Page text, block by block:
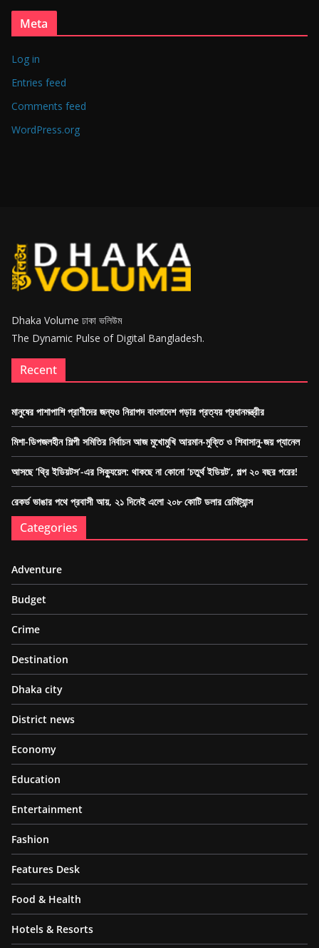
Meta
Log in
Entries feed
Comments feed
WordPress.org
Dhaka Volume ঢাকা ভলিউম
The Dynamic Pulse of Digital Bangladesh.
Recent
মানুষের পাশাপাশি প্রাণীদের জন্যও নিরাপদ বাংলাদেশ গড়ার প্রত্যয় প্রধানমন্ত্রীর
মিশা-ডিপজলহীন শিল্পী সমিতির নির্বাচন আজ মুখোমুখি আরমান-মুক্তি ও শিবাসানু-জয় প্যানেল
আসছে ‘থ্রি ইডিয়টস’-এর সিক্যুয়েল: থাকছে না কোনো ‘চতুর্থ ইডিয়ট’, গল্প ২০ বছর পরের!
রেকর্ড ভাঙার পথে প্রবাসী আয়, ২১ দিনেই এলো ২০৮ কোটি ডলার রেমিট্যান্স
Categories
Adventure
Budget
Crime
Destination
Dhaka city
District news
Economy
Education
Entertainment
Fashion
Features Desk
Food & Health
Hotels & Resorts